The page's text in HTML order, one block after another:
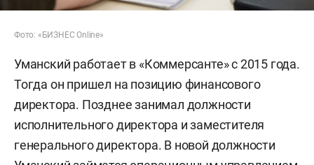
Фото: «БИЗНЕС Online»
Уманский работает в «Коммерсанте» с 2015 года.
Тогда он пришел на позицию финансового
директора. Позднее занимал должности
исполнительного директора и заместителя
генерального директора. В новой должности